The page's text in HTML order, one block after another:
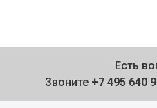
Есть
Звоните +7 495 640